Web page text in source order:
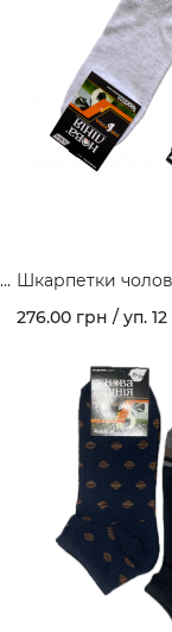
Шкарпетки
276.00 грн / уп.